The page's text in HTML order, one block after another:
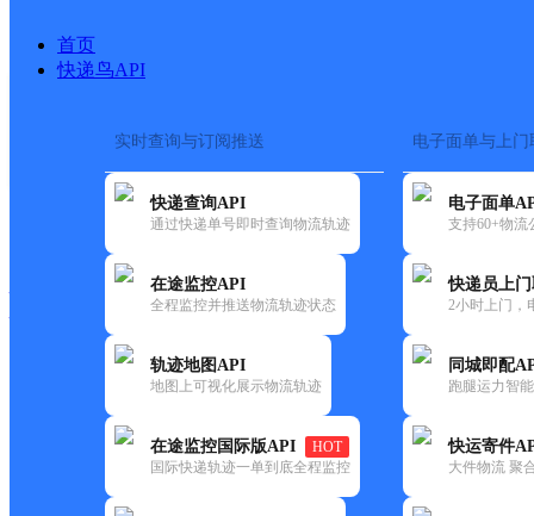
首页
快递鸟API
实时查询与订阅推送
快递查询API
通过快递单号即时查询物流轨迹
在途监控API
全程监控并推送物流轨迹状态
轨迹地图API
地图上可视化展示物流轨迹
在途监控国际版API
HOT
国际快递轨迹一单到底全程监控
电子面单与上门
电子面单
支持60+物流
快递员上
2小时上门，
同城即配
跑腿运力智
快运寄件
大件物流 聚
快运大全 快递时效
德邦
西丰县凉泉镇合作点ID10768
更新时间：2022-07-12 00:00:00